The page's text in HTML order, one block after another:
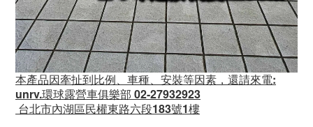
本產品因牽扯到比例、車種、安裝等因素，還請來電:
unrv.環球露營車俱樂部 02-27932923
台北市內湖區民權東路六段183號1樓